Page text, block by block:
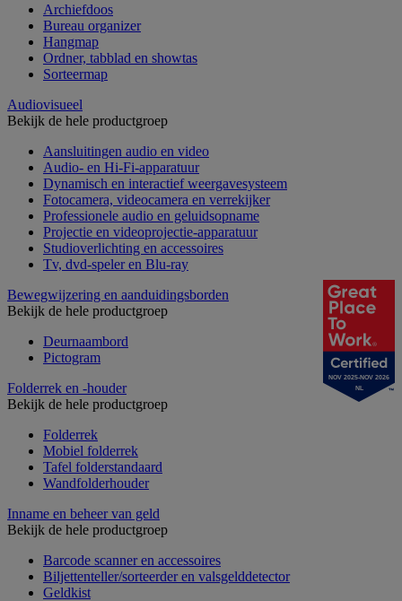
Archiefdoos
Bureau organizer
Hangmap
Ordner, tabblad en showtas
Sorteermap
Audiovisueel
Bekijk de hele productgroep
Aansluitingen audio en video
Audio- en Hi-Fi-apparatuur
Dynamisch en interactief weergavesysteem
Fotocamera, videocamera en verrekijker
Professionele audio en geluidsopname
Projectie en videoprojectie-apparatuur
Studioverlichting en accessoires
Tv, dvd-speler en Blu-ray
Bewegwijzering en aanduidingsborden
Bekijk de hele productgroep
Deurnaambord
Pictogram
Folderrek en -houder
Bekijk de hele productgroep
Folderrek
Mobiel folderrek
Tafel folderstandaard
Wandfolderhouder
Inname en beheer van geld
Bekijk de hele productgroep
Barcode scanner en accessoires
Biljettenteller/sorteerder en valsgelddetector
Geldkist
NOV 2025-NOV 2026
NL